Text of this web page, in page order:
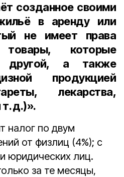
созданное своими
в аренду или
не имеет права
товары, которые
другой, а также
продукцией
лекарства,
д.)».
налог по двум
от физлиц (4%); с
юридических лиц.
за те месяцы,